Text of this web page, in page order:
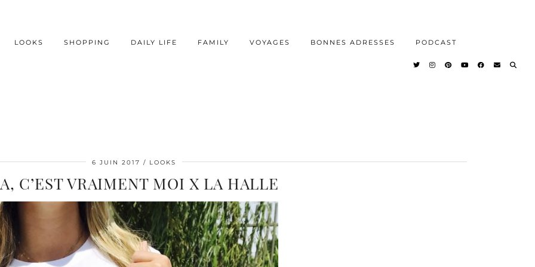
LOOKS SHOPPING DAILY LIFE FAMILY VOYAGES BONNES ADRESSES PODCAST
6 JUIN 2017 LOOKS
C’EST VRAIMENT MOI X LA HALLE